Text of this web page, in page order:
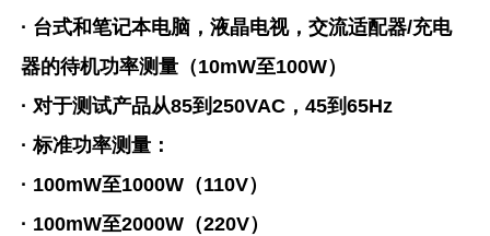
· 台式和笔记本电脑，液晶电视，交流适配器/充电
器的待机功率测量（10mW至100W）
· 对于测试产品从85到250VAC，45到65Hz
· 标准功率测量：
· 100mW至1000W（110V）
· 100mW至2000W（220V）